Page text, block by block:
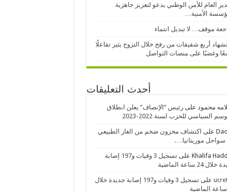
العام للأمن الوطني يدعو لتعزيز جاهزية
الأمنية…
موقف… لا تبديل انتماء
أربع شقيقات من رفح خلال النزوح يثير تفاعلًا
وغضبًا على منصات التواصل
أحدث التعليقات
محمود علىرئيس “الإنصاف” يعلن انطلاق
السياسي للحزب لسنة 2022-2023
على اكتشاف مخزون ضخم من الغاز الطبيعي
موريتانيا….
Khalifa على
تسجيل 3 وفيات و197 إصابة
24 ساعة الماضية
على
تسجيل 3 وفيات و197 إصابة جديدة خلال